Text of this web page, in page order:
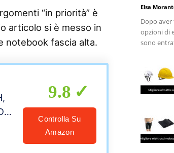
“in priorità” è
articolo si è messo in
notebook fascia alta.
9.8
Controlla Su
Amazon
Elsa
Dopo aver
opzioni di
sono